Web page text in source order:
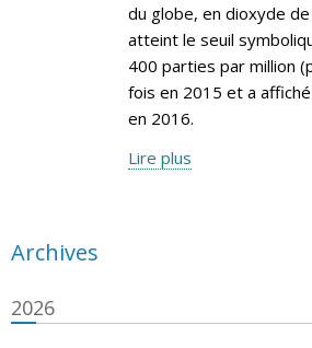
du globe, en dioxyde
atteint le seuil
400 parties par million
fois en 2015 et a
en 2016.
Lire plus
Archives
2026